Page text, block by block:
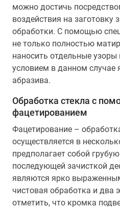
можно достичь
воздействия на заготовку
обработки. С помощью
не только полностью
наносить отдельные
условием в данном случае
абразива.
Обработка стекла с
фацетированием
Фацетирование –
осуществляется в
предполагает собой
последующей зачисткой
являются ярко
чистовая обработка и два
отметить, что кромка